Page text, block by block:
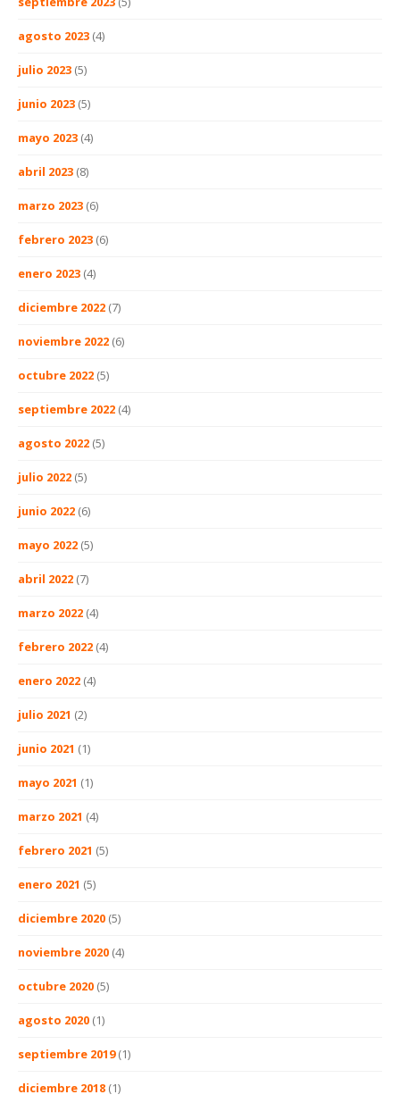
agosto 2023 (4)
julio 2023 (5)
junio 2023 (5)
mayo 2023 (4)
abril 2023 (8)
marzo 2023 (6)
febrero 2023 (6)
enero 2023 (4)
diciembre 2022 (7)
noviembre 2022 (6)
octubre 2022 (5)
septiembre 2022 (4)
agosto 2022 (5)
julio 2022 (5)
junio 2022 (6)
mayo 2022 (5)
abril 2022 (7)
marzo 2022 (4)
febrero 2022 (4)
enero 2022 (4)
julio 2021 (2)
junio 2021 (1)
mayo 2021 (1)
marzo 2021 (4)
febrero 2021 (5)
enero 2021 (5)
diciembre 2020 (5)
noviembre 2020 (4)
octubre 2020 (5)
agosto 2020 (1)
septiembre 2019(1)
diciembre 2018 (1)